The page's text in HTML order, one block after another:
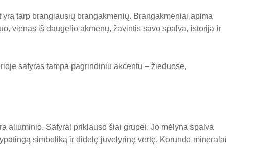
tarp brangiausių brangakmenių. Brangakmeniai apima
vienas iš daugelio akmenų, žavintis savo spalva, istorija ir
safyras tampa pagrindiniu akcentu – žieduose,
aliuminio. Safyrai priklauso šiai grupei. Jo mėlyna spalva
simboliką ir didelę juvelyrinę vertę. Korundo mineralai